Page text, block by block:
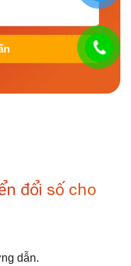
đổi số cho
dẫn.